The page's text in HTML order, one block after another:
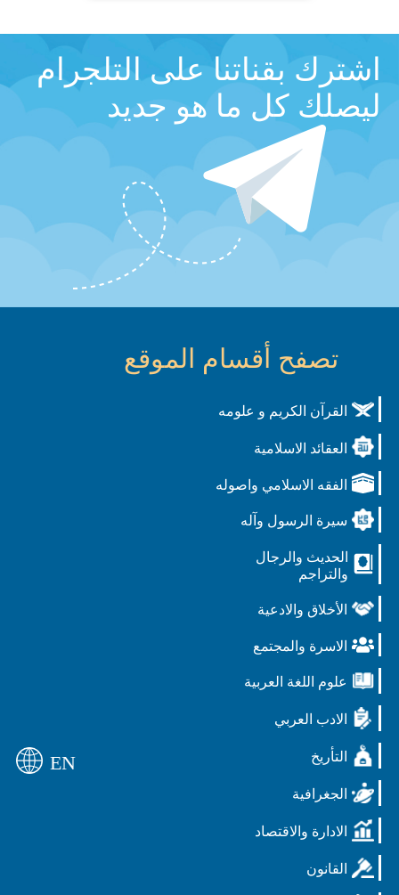
اشترك بقناتنا على التلجرام
ليصلك كل ما هو جديد
تصفح أقسام الموقع
القرآن الكريم و علومه
العقائد الاسلامية
الفقه الاسلامي واصوله
سيرة الرسول وآله
الحديث والرجال
والتراجم
الأخلاق والادعية
الاسرة والمجتمع
علوم اللغة العربية
الادب العربي
التأريخ
الجغرافية
الادارة والاقتصاد
القانون
EN